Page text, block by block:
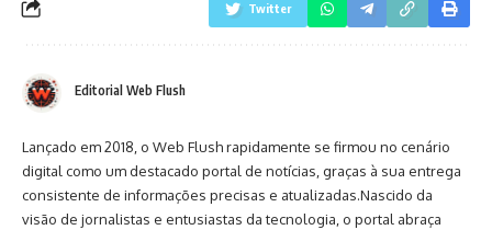
Twitter
Editorial Web Flush
Lançado em 2018, o Web Flush rapidamente se firmou no cenário
digital como um destacado portal de notícias, graças à sua entrega
consistente de informações precisas e atualizadas.Nascido da
visão de jornalistas e entusiastas da tecnologia, o portal abraça